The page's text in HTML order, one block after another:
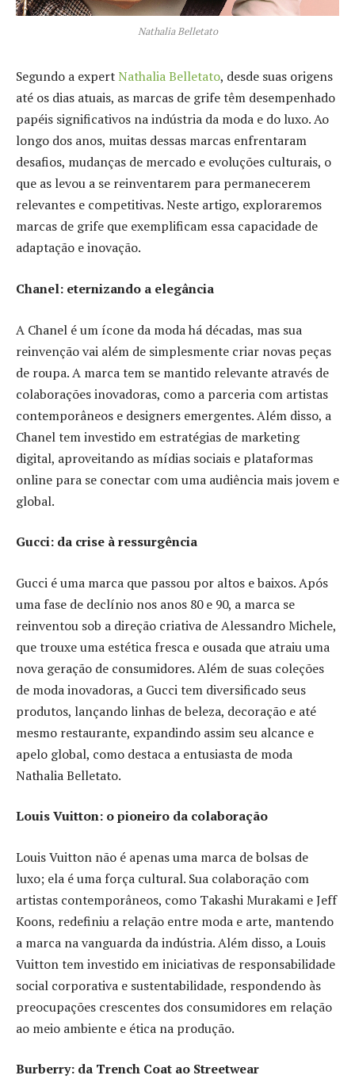
Nathalia Belletato
Segundo a expert Nathalia Belletato, desde suas origens
até os dias atuais, as marcas de grife têm desempenhado
papéis significativos na indústria da moda e do luxo. Ao
longo dos anos, muitas dessas marcas enfrentaram
desafios, mudanças de mercado e evoluções culturais, o
que as levou a se reinventarem para permanecerem
relevantes e competitivas. Neste artigo, exploraremos
marcas de grife que exemplificam essa capacidade de
adaptação e inovação.
Chanel: eternizando a elegância
A Chanel é um ícone da moda há décadas, mas sua
reinvenção vai além de simplesmente criar novas peças
de roupa. A marca tem se mantido relevante através de
colaborações inovadoras, como a parceria com artistas
contemporâneos e designers emergentes. Além disso, a
Chanel tem investido em estratégias de marketing
digital, aproveitando as mídias sociais e plataformas
online para se conectar com uma audiência mais jovem e
global.
Gucci: da crise à ressurgência
Gucci é uma marca que passou por altos e baixos. Após
uma fase de declínio nos anos 80 e 90, a marca se
reinventou sob a direção criativa de Alessandro Michele,
que trouxe uma estética fresca e ousada que atraiu uma
nova geração de consumidores. Além de suas coleções
de moda inovadoras, a Gucci tem diversificado seus
produtos, lançando linhas de beleza, decoração e até
mesmo restaurante, expandindo assim seu alcance e
apelo global, como destaca a entusiasta de moda
Nathalia Belletato.
Louis Vuitton: o pioneiro da colaboração
Louis Vuitton não é apenas uma marca de bolsas de
luxo; ela é uma força cultural. Sua colaboração com
artistas contemporâneos, como Takashi Murakami e Jeff
Koons, redefiniu a relação entre moda e arte, mantendo
a marca na vanguarda da indústria. Além disso, a Louis
Vuitton tem investido em iniciativas de responsabilidade
social corporativa e sustentabilidade, respondendo às
preocupações crescentes dos consumidores em relação
ao meio ambiente e ética na produção.
Burberry: da Trench Coat ao Streetwear